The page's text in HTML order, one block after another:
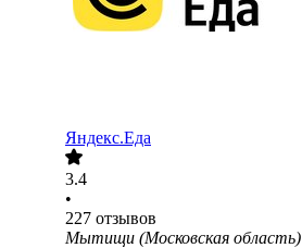
Яндекс.Еда
3.4
•
227 отзывов
Мытищи (Московская область)